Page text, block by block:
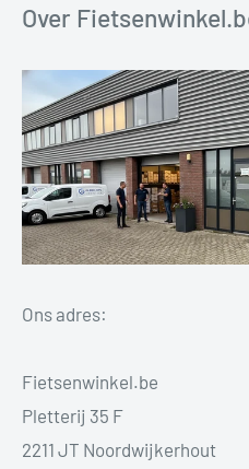
Over
Ons adres:
Fietsenwinkel.be
Pletterij 35 F
2211 JT Noordwijkerhout